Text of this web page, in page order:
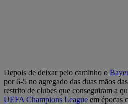
Depois de deixar pelo caminho o
por 6-5 no agregado das duas mãos das
restrito de clubes que conseguiram a
UEFA Champions League em épocas